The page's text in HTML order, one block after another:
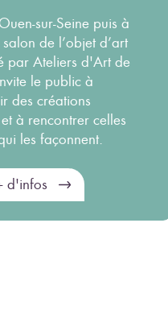
sur-Seine puis à
de l’objet d’art
par Ateliers d'Art de
le public à
des créations
à rencontrer celles
les façonnent.
d'infos